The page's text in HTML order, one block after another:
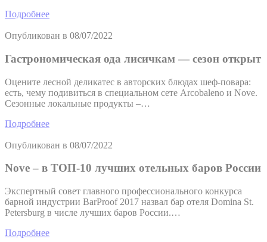
Подробнее
Опубликован в 08/07/2022
Гастрономическая ода лисичкам — сезон открыт
Оцените лесной деликатес в авторских блюдах шеф-повара:
есть, чему подивиться в специальном сете Arcobaleno и Nove.
Сезонные локальные продукты –…
Подробнее
Опубликован в 08/07/2022
Nove – в ТОП-10 лучших отельных баров России
Экспертный совет главного профессионального конкурса
барной индустрии BarProof 2017 назвал бар отеля Domina St.
Petersburg в числе лучших баров России.…
Подробнее